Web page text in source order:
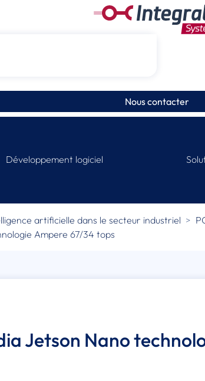
Nous contacter
Développement logiciel
artificielle dans le secteur industriel
Ampere 67/34 tops
Jetson Nano